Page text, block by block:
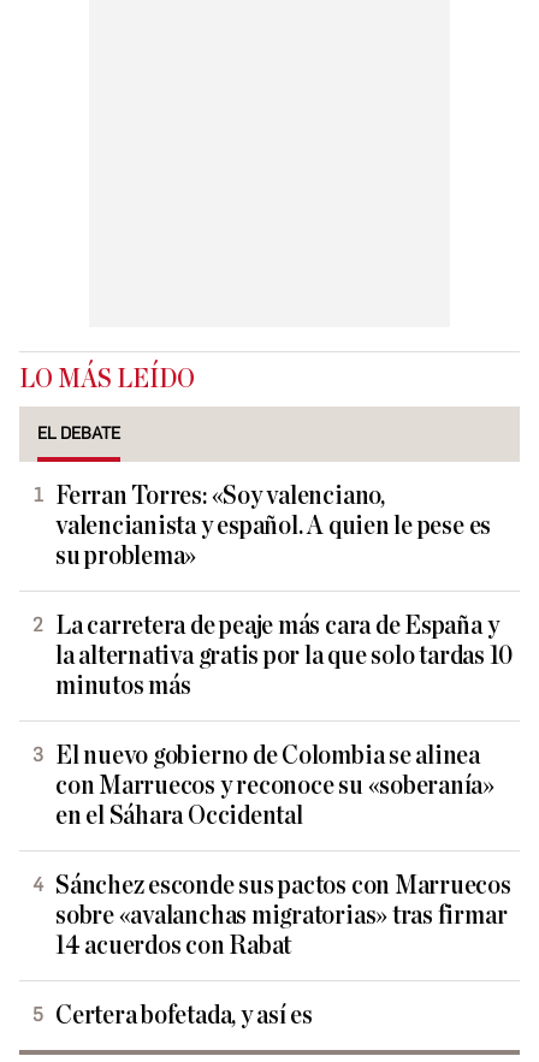
LO MÁS LEÍDO
EL DEBATE
Ferran Torres: «Soy valenciano,
valencianista y español. A quien le pese es
su problema»
La carretera de peaje más cara de España y
la alternativa gratis por la que solo tardas 10
minutos más
El nuevo gobierno de Colombia se alinea
con Marruecos y reconoce su «soberanía»
en el Sáhara Occidental
Sánchez esconde sus pactos con Marruecos
sobre «avalanchas migratorias» tras firmar
14 acuerdos con Rabat
Certera bofetada, y así es